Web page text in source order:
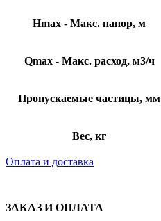
Hmax - Макс. напор, м
Qmax - Макс. расход, м3/ч
Пропускаемые частицы, мм
Вес, кг
Оплата и доставка
ЗАКАЗ И ОПЛАТА